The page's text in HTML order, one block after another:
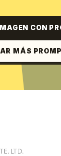
CON
MÁS
LTD.